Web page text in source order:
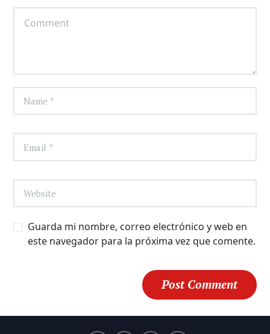
Guarda mi nombre, correo electrónico y web en
este navegador para la próxima vez que comente.